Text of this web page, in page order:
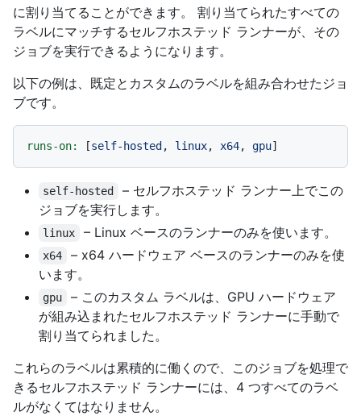
に割り当てることができます。 割り当てられたすべての
ラベルにマッチするセルフホステッド ランナーが、その
ジョブを実行できるようになります。
以下の例は、既定とカスタムのラベルを組み合わせたジョ
ブです。
runs-on: [self-hosted , linux, x64, gpu
self-hosted
– セルフホステッド ランナー上でこの
ジョブを実行します。
linux – Linux ベースのランナーのみを使います。
x64
– x64 ハードウェア ベースのランナーのみを使
います。
gpu
– このカスタム ラベルは、GPU ハードウェア
が組み込まれたセルフホステッド ランナーに手動で
割り当てられました。
これらのラベルは累積的に働くので、このジョブを処理で
きるセルフホステッド ランナーには、4 つすべてのラベ
ルがなくてはなりません。